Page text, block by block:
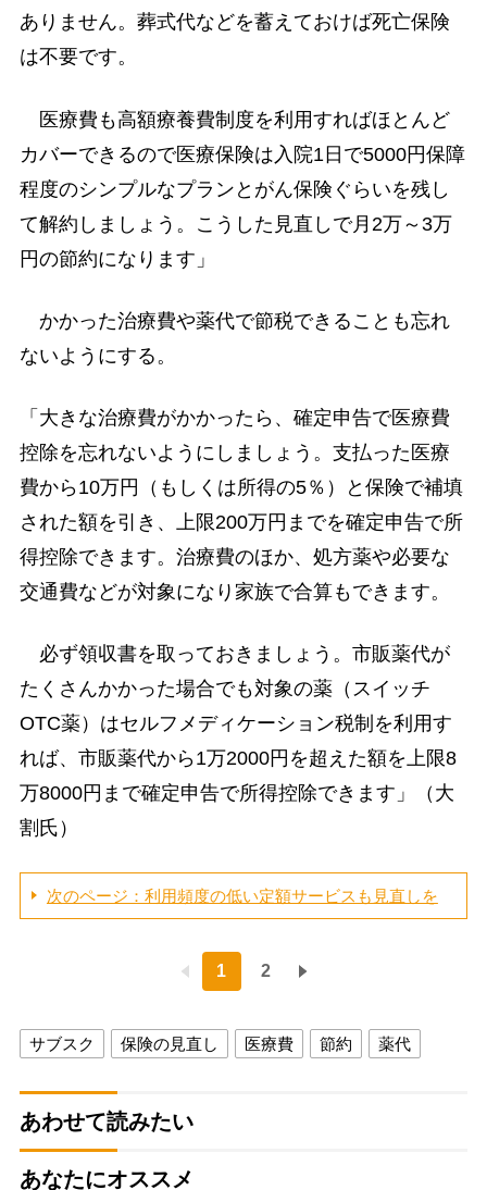
ありません。葬式代などを蓄えておけば死亡保険
は不要です。
医療費も高額療養費制度を利用すればほとんど
カバーできるので医療保険は入院1日で5000円保障
程度のシンプルなプランとがん保険ぐらいを残し
て解約しましょう。こうした見直しで月2万～3万
円の節約になります」
かかった治療費や薬代で節税できることも忘れ
ないようにする。
「大きな治療費がかかったら、確定申告で医療費
控除を忘れないようにしましょう。支払った医療
費から10万円（もしくは所得の5％）と保険で補填
された額を引き、上限200万円までを確定申告で所
得控除できます。治療費のほか、処方薬や必要な
交通費などが対象になり家族で合算もできます。
必ず領収書を取っておきましょう。市販薬代が
たくさんかかった場合でも対象の薬（スイッチ
OTC薬）はセルフメディケーション税制を利用す
れば、市販薬代から1万2000円を超えた額を上限8
万8000円まで確定申告で所得控除できます」（大
割氏）
次のページ：利用頻度の低い定額サービスも見直しを
1 2
サブスク 保険の見直し 医療費 節約 薬代
あわせて読みたい
あなたにオススメ